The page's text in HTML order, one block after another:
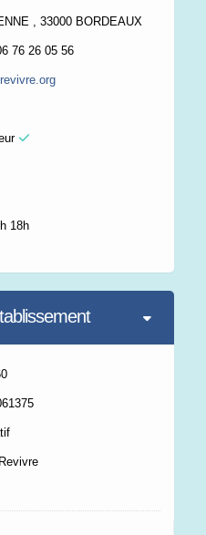
, 33000 BORDEAUX
76 26 05 56
18h